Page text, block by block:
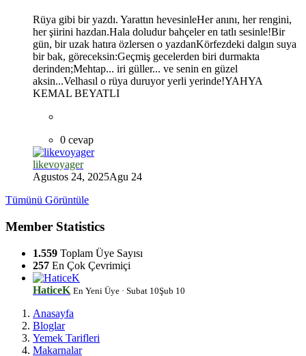
Rüya gibi bir yazdı. Yarattın hevesinleHer anını, her rengini,
her şiirini hazdan.Hala doludur bahçeler en tatlı sesinle!Bir
gün, bir uzak hatıra özlersen o yazdanKörfezdeki dalgın suya
bir bak, göreceksin:Geçmiş gecelerden biri durmakta
derinden;Mehtap... iri güller... ve senin en güzel
aksin...Velhasıl o rüya duruyor yerli yerinde!YAHYA
KEMAL BEYATLI
0 cevap
likevoyager
Agustos 24, 2025Agu 24
Tümünü Görüntüle
Member Statistics
1.559 Toplam Üye Sayısı
257 En Çok Çevrimiçi
HaticeK En Yeni Üye · Subat 10Şub 10
Anasayfa
Bloglar
Yemek Tarifleri
Makarnalar